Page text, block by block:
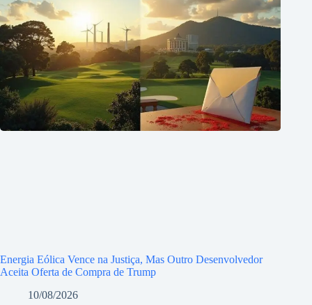
Energia Eólica Vence na Justiça, Mas Outro Desenvolvedor
Aceita Oferta de Compra de Trump
10/08/2026